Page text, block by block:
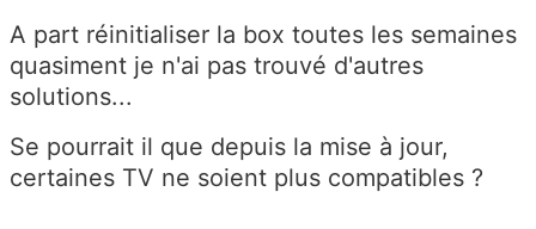
A part réinitialiser la box toutes les semaines
quasiment je n'ai pas trouvé d'autres
solutions...
Se pourrait il que depuis la mise à jour,
certaines TV ne soient plus compatibles ?